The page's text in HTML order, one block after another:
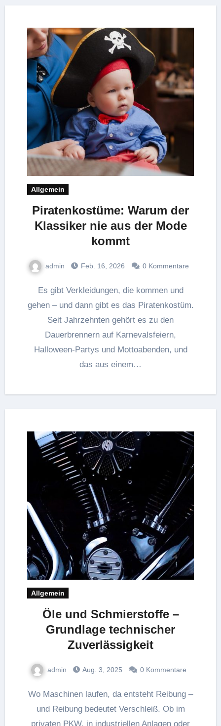
Allgemein
Piratenkostüme: Warum der
Klassiker nie aus der Mode
kommt
admin Feb. 16, 2026 0 Kommentare
Es gibt Verkleidungen, die kommen und
gehen – und dann gibt es das Piratenkostüm.
Seit Jahrzehnten gehört es zu den
Dauerbrennern auf Karnevalsfeiern,
Halloween-Partys und Mottoabenden, und
das aus einem…
Allgemein
Öle und Schmierstoffe –
Grundlage technischer
Zuverlässigkeit
admin Aug. 3, 2025 0 Kommentare
Wo Maschinen laufen, da entsteht Reibung –
und Reibung bedeutet Verschleiß. Ob im
privaten PKW, in industriellen Anlagen oder